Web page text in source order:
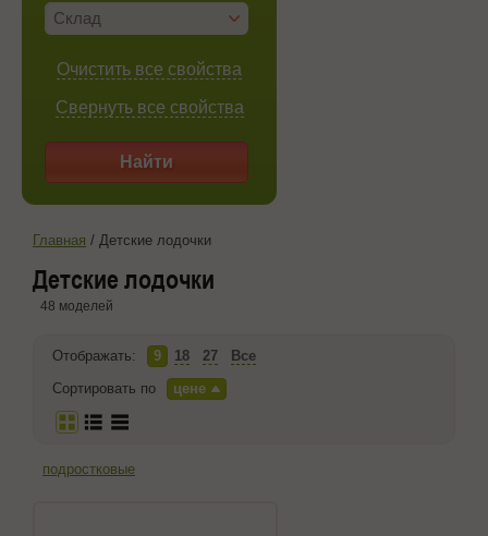
Склад
Очистить все свойства
Свернуть все свойства
Найти
Главная / Детские лодочки
Детские лодочки
48 моделей
Отображать: 9 18 27
Все
Сортировать по
цене
подростковые